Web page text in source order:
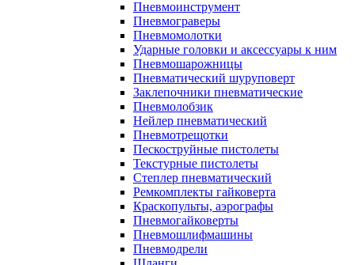
Пневмоинструмент
Пневмограверы
Пневмомолотки
Ударные головки и аксессуары к ним
Пневмошарожницы
Пневматический шуруповерт
Заклепочники пневматические
Пневмолобзик
Нейлер пневматический
Пневмотрещотки
Пескоструйные пистолеты
Текстурные пистолеты
Степлер пневматический
Ремкомплекты гайковерта
Краскопульты, аэрографы
Пневмогайковерты
Пневмошлифмашины
Пневмодрели